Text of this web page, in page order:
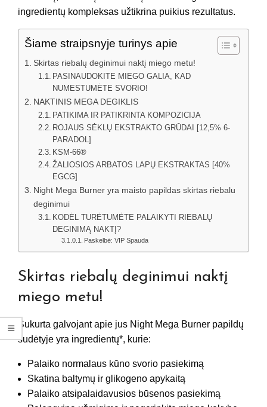
ingredientų kompleksas užtikrina puikius rezultatus.
Šiame straipsnyje turinys apie
Skirtas riebalų deginimui naktį miego metu!
PASINAUDOKITE MIEGO GALIA, KAD
NUMESTUMĖTE SVORIO!
NAKTINIS MEGA DEGIKLIS
PATIKIMA IR PATIKRINTA KOMPOZICIJA
ROJAUS SĖKLŲ EKSTRAKTO GRŪDAI [12,5% 6-
PARADOL]
KSM-66®
ŽALIOSIOS ARBATOS LAPŲ EKSTRAKTAS [40%
EGCG]
Night Mega Burner yra maisto papildas skirtas riebalu
deginimui
KODĖL TURĖTUMĖTE PALAIKYTI RIEBALŲ
DEGINIMĄ NAKTĮ?
Paskelbė: VIP Spauda
Skirtas riebalų deginimui naktį
miego metu!
Sukurta galvojant apie jus Night Mega Burner papildų
sudėtyje yra ingredientų*, kurie:
Palaiko normalaus kūno svorio pasiekimą
Skatina baltymų ir glikogeno apykaitą
Palaiko atsipalaidavusios būsenos pasiekimą